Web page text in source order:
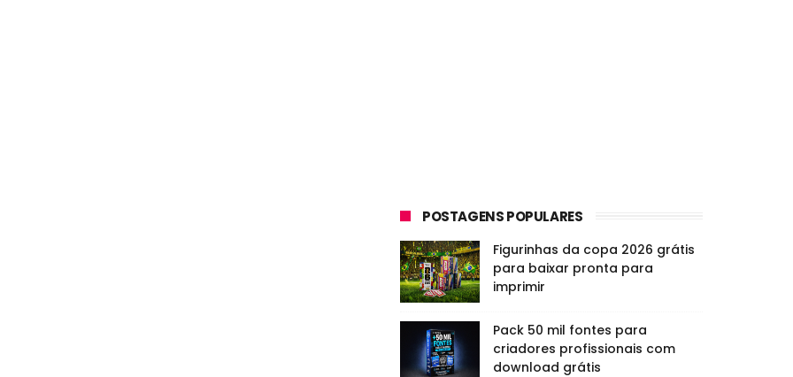
POSTAGENS POPULARES
Figurinhas da copa 2026 grátis
para baixar pronta para
imprimir
Pack 50 mil fontes para
criadores profissionais com
download grátis